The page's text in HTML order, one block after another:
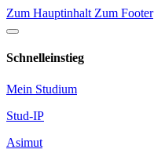
Zum Hauptinhalt Zum Footer
Schnelleinstieg
Mein Studium
Stud-IP
Asimut